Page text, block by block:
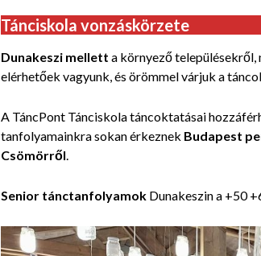
Tánciskola vonzáskörzete
Dunakeszi mellett a környező településekről,
elérhetőek vagyunk, és örömmel várjuk a
A TáncPont Tánciskola táncoktatásai
tanfolyamainkra sokan érkeznek Budapest
Csömörről.
Senior tánctanfolyamok Dunakeszin a +50